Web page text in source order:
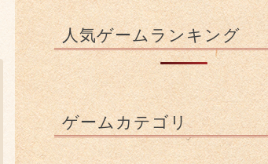
人気ゲームランキング
ゲームカテゴリ